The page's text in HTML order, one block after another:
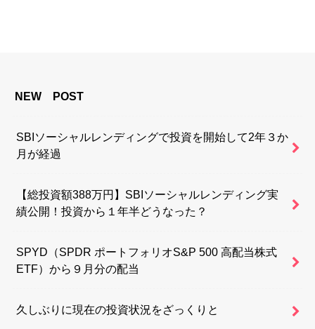
NEW POST
SBIソーシャルレンディングで投資を開始して2年３か
月が経過
【総投資額388万円】SBIソーシャルレンディング実
績公開！投資から１年半どうなった？
SPYD（SPDR ポートフォリオS&P 500 高配当株式
ETF）から９月分の配当
久しぶりに現在の投資状況をざっくりと